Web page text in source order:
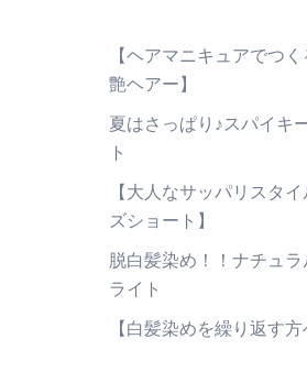
【ヘアマニキュアでつ
艶ヘアー】
夏はさっぱり♪スパイキ
ト
【大人なサッパリスタ
ズショート】
脱白髪染め！！ナチュラ
ライト
【白髪染めを繰り返す方